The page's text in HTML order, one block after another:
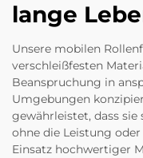
lange
Unsere mobilen
verschleißfesten
Beanspruchung in
Umgebungen
gewährleistet, dass
ohne die Leistung
Einsatz hochwertiger